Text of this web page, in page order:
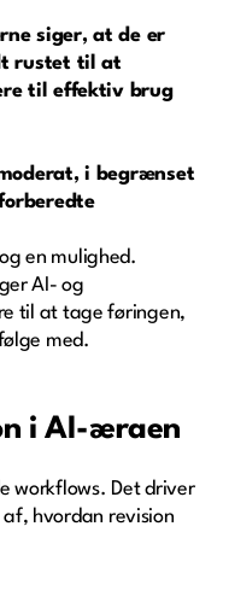
siger, at de er
rustet til at
til effektiv brug
i begrænset
en mulighed.
AI- og
til at tage føringen,
med.
i AI-æraen
workflows. Det driver
hvordan revision